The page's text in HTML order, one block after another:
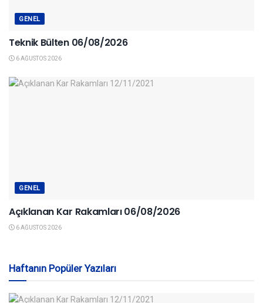
GENEL
Teknik Bülten 06/08/2026
6 AĞUSTOS 2026
GENEL
Açıklanan Kar Rakamları 06/08/2026
6 AĞUSTOS 2026
Haftanın Popüler Yazıları